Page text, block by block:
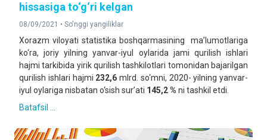
hissasiga to‘g‘ri kelgan
08/09/2021 • So'nggi yangiliklar
Xorazm viloyati statistika boshqarmasining ma’lumotlariga
ko‘ra, joriy yilning yanvar-iyul oylarida jami qurilish ishlari
hajmi tarkibida yirik qurilish tashkilotlari tomonidan bajarilgan
qurilish ishlari hajmi 232,6 mlrd. so‘mni, 2020- yilning yanvar-
iyul oylariga nisbatan o‘sish sur’ati 145,2 % ni tashkil etdi.
Batafsil ...